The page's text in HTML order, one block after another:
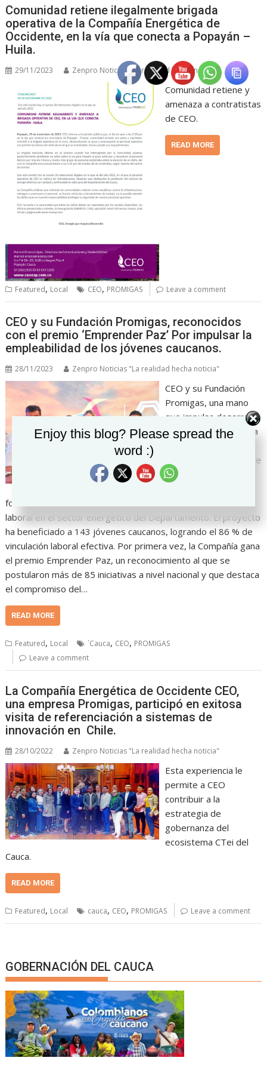
Comunidad retiene ilegalmente brigada
operativa de la Compañía Energética de
Occidente, en la vía que conecta a Popayán –
Huila.
29/11/2023 Zenpro Noticias "La realidad hecha noticia"
Comunidad retiene y
amenaza a contratistas
de CEO.
READ MORE
Featured, Local CEO, PROMIGAS Leave a comment
CEO y su Fundación Promigas, reconocidos
con el premio ‘Emprender Paz’ Por impulsar la
empleabilidad de los jóvenes caucanos.
28/11/2023 Zenpro Noticias "La realidad hecha noticia"
CEO y su Fundación
Promigas, una mano
que impulsa desarrollo
en el Cauca: la iniciativa
alianza con el centro de
capacitación Don
formación de técnicos electricistas de cara a su inserción
laboral en el sector energético del Departamento. El proyecto
ha beneficiado a 143 jóvenes caucanos, logrando el 86 % de
vinculación laboral efectiva. Por primera vez, la Compañía gana
el premio Emprender Paz, un reconocimiento al que se
postularon más de 85 iniciativas a nivel nacional y que destaca
el compromiso del…
READ MORE
Featured, Local ´Cauca, CEO, PROMIGAS
Leave a comment
La Compañía Energética de Occidente CEO,
una empresa Promigas, participó en exitosa
visita de referenciación a sistemas de
innovación en Chile.
28/10/2022 Zenpro Noticias "La realidad hecha noticia"
Esta experiencia le
permite a CEO
contribuir a la
estrategia de
gobernanza del
ecosistema CTei del
Cauca.
READ MORE
Featured, Local cauca, CEO, PROMIGAS Leave a comment
GOBERNACIÓN DEL CAUCA
Enjoy this blog? Please spread the
word :)
Set Youtube Channel ID